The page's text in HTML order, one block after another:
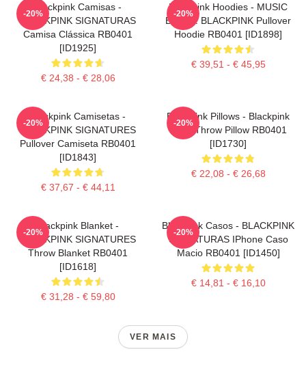
Blackpink Camisas -
BLACKPINK SIGNATURAS
Camisa Clássica RB0401
[ID1925]
€ 24,38 - € 28,06
-20%
Blackpink Hoodies - MUSIC
BLINK : BLACKPINK Pullover
Hoodie RB0401 [ID1898]
€ 39,51 - € 45,95
-20%
Blackpink Camisetas -
BLACKPINK SIGNATURES
Pullover Camiseta RB0401
[ID1843]
€ 37,67 - € 44,11
-20%
Blackpink Pillows - Blackpink
Rosé Throw Pillow RB0401
[ID1730]
€ 22,08 - € 26,68
-20%
Blackpink Blanket -
BLACKPINK SIGNATURES
Throw Blanket RB0401
[ID1618]
€ 31,28 - € 59,80
-20%
Blackpink Casos - BLACKPINK
SIGNATURAS IPhone Caso
Macio RB0401 [ID1450]
€ 14,81 - € 16,10
-20%
VER MAIS